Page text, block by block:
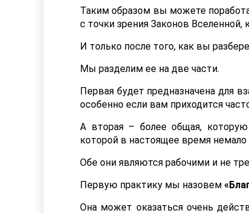
Таким образом вы можете
с точки зрения Законов
И только после того, как вы
Мы разделим ее на две части.
Первая будет предназначена для
особенно если вам приходится
А вторая – более общая,
которой в настоящее время
Обе они являются рабочими и не
Первую практику мы назовем
Она может оказаться очень